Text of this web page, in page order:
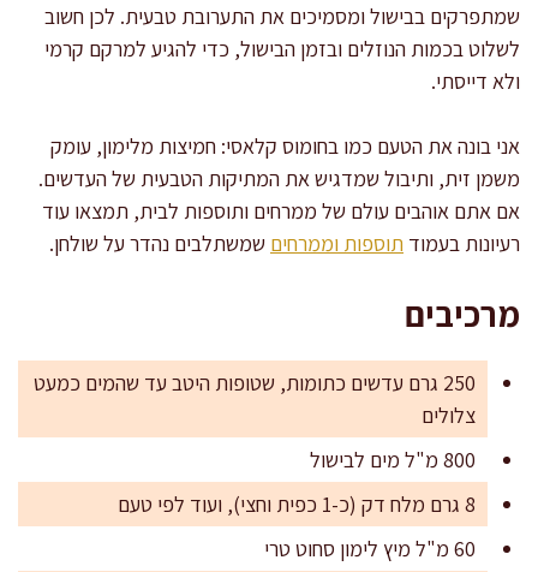
שמתפרקים בבישול ומסמיכים את התערובת טבעית. לכן חשוב
לשלוט בכמות הנוזלים ובזמן הבישול, כדי להגיע למרקם קרמי
ולא דייסתי.
אני בונה את הטעם כמו בחומוס קלאסי: חמיצות מלימון, עומק
משמן זית, ותיבול שמדגיש את המתיקות הטבעית של העדשים.
אם אתם אוהבים עולם של ממרחים ותוספות לבית, תמצאו עוד
רעיונות בעמוד תוספות וממרחים שמשתלבים נהדר על שולחן.
מרכיבים
250 גרם עדשים כתומות, שטופות היטב עד שהמים כמעט
צלולים
800 מ"ל מים לבישול
8 גרם מלח דק (כ-1 כפית וחצי), ועוד לפי טעם
60 מ"ל מיץ לימון סחוט טרי